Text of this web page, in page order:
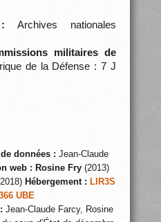
Archives nationales
militaires de
de la Défense : 7 J
données : Jean-Claude
web : Rosine Fry(2013)
Hébergement : LIR3S
UBE
Jean-Claude Farcy, Rosine